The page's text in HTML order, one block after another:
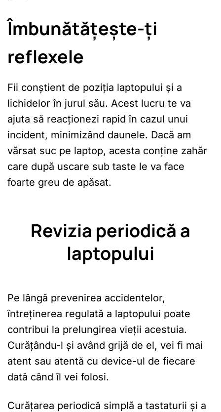
Îmbunătățește-ți
reflexele
Fii conștient de poziția laptopului și a
lichidelor în jurul său. Acest lucru te va
ajuta să reacționezi rapid în cazul unui
incident, minimizând daunele. Dacă am
vărsat suc pe laptop, acesta conține zahăr
care după uscare sub taste le va face
foarte greu de apăsat.
Revizia periodică a
laptopului
Pe lângă prevenirea accidentelor,
întreținerea regulată a laptopului poate
contribui la prelungirea vieții acestuia.
Curățându-l și având grijă de el, vei fi mai
atent sau atentă cu device-ul de fiecare
dată când îl vei folosi.
Curățarea periodică simplă a tastaturii și a